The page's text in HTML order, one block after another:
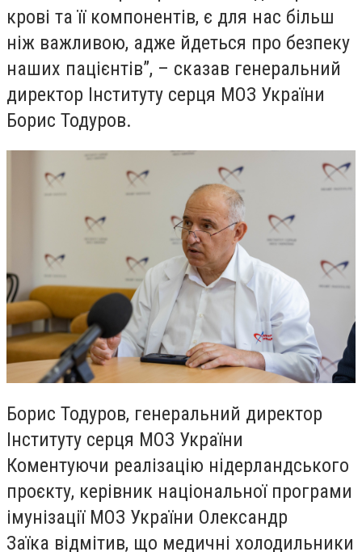
крові та її компонентів, є для нас більш
ніж важливою, адже йдеться про безпеку
наших пацієнтів”, – сказав генеральний
директор Інституту серця МОЗ України
Борис Тодуров.
Борис Тодуров, генеральний директор
Інституту серця МОЗ України
Коментуючи реалізацію нідерландського
проєкту, керівник національної програми
імунізації МОЗ України Олександр
Заїка відмітив, що медичні холодильники